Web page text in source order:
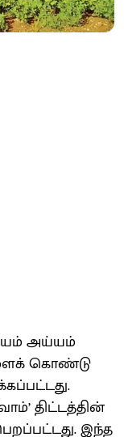
அய்யம்
கொண்டு
திட்டத்தின்
இந்த